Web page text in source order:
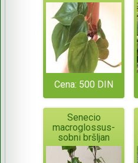
Cena: 500 DIN
Senecio
macroglossus-
sobni bršljan